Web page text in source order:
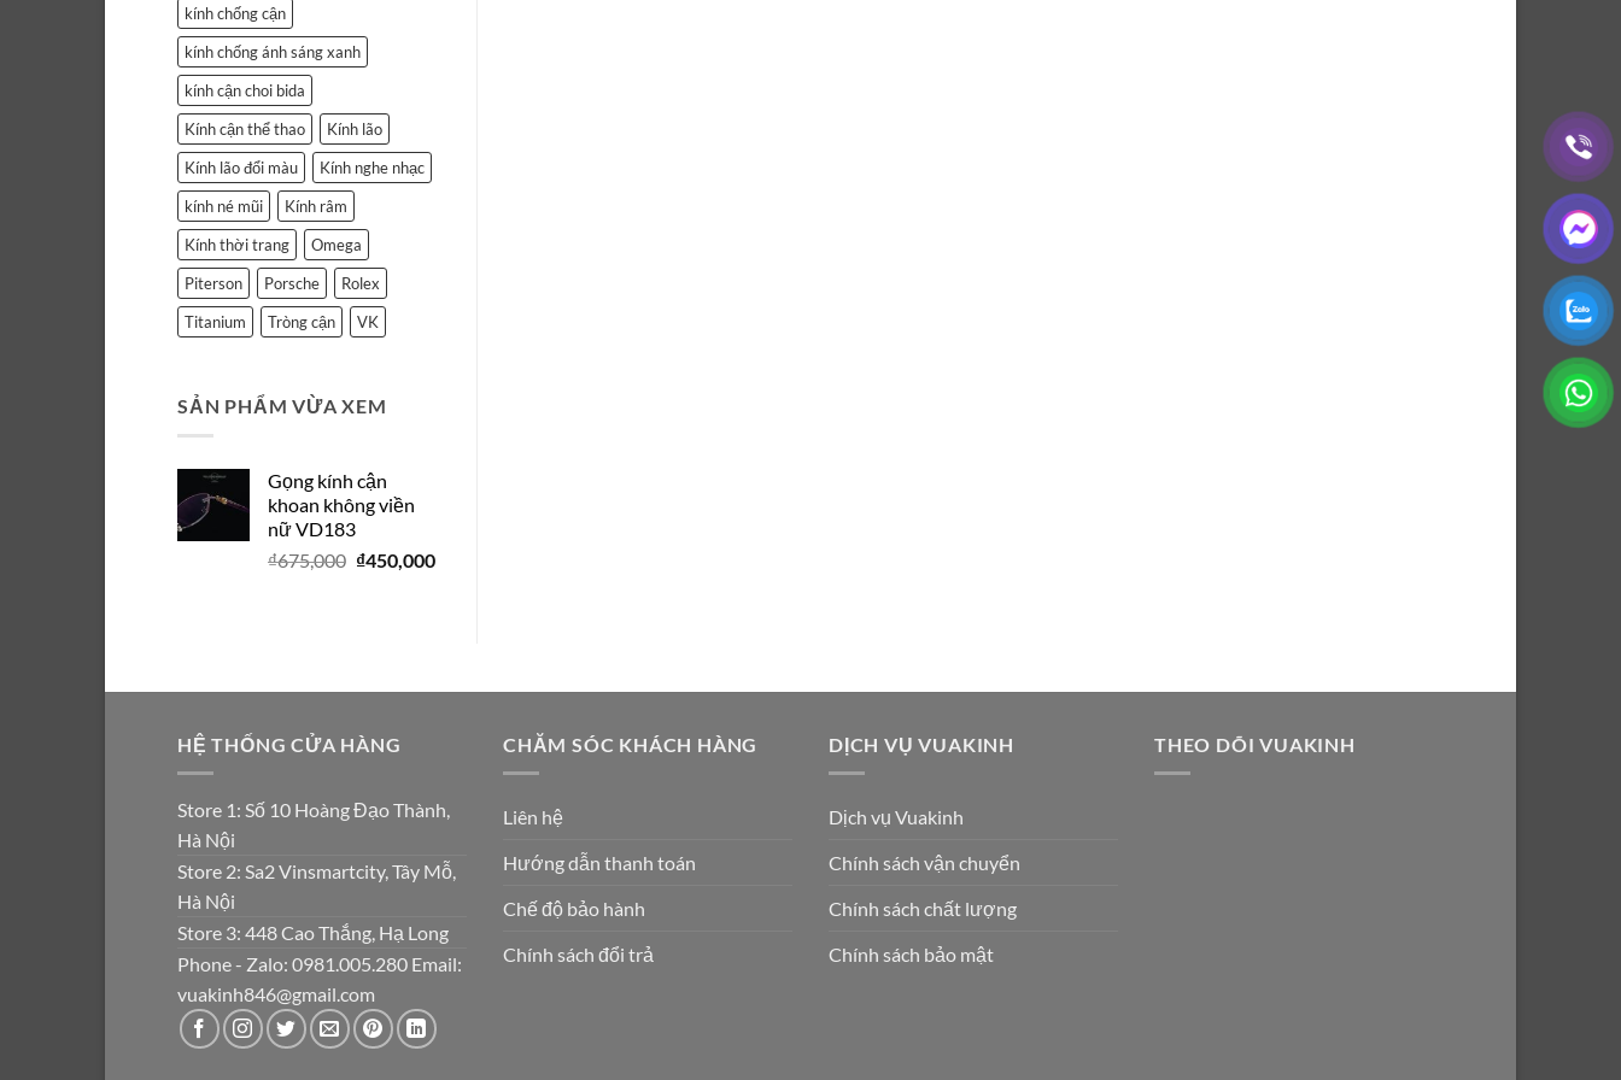
kính chống cận
kính chống ánh sáng xanh
kính cận choi bida
Kính cận thể thao
Kính lão
Kính lão đổi màu
Kính nghe nhạc
kính né mũi
Kính râm
Kính thời trang
Omega
Piterson
Porsche
Rolex
Titanium
Tròng cận VK
SẢN PHẨM VỪA XEM
Gọng kính cận
khoan không viền
nữ VD183
₫675,000 Giá
₫450,000Giá
HỆ THỐNG CỬA HÀNG
Store 1: Số 10 Hoàng Đạo Thành,
Hà Nội
Store 2: Sa2 Vinsmartcity, Tây Mỗ,
Hà Nội
Store 3: 448 Cao Thắng, Hạ Long
Phone - Zalo: 0981.005.280 Email:
vuakinh846@gmail.com
CHĂM SÓC KHÁCH HÀNG
Liên hệ
Hướng dẫn thanh toán
Chế độ bảo hành
Chính sách đổi trả
DỊCH VỤ VUAKINH
Dịch vụ Vuakinh
Chính sách vận chuyển
Chính sách chất lượng
Chính sách bảo mật
THEO DÕI VUAKINH